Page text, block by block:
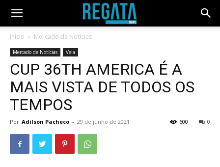
Início Mercado de Notícias
Mercado de Notícias Vela
CUP 36TH AMERICA É A
MAIS VISTA DE TODOS OS
TEMPOS
Por Adilson Pacheco - 29 de junho de 2021 0
600